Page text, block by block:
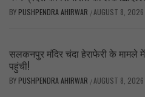
BY PUSHPENDRA AHIRWAR /AUGUST 8, 2026
सलकनपुर मंदिर चंदा हेराफेरी के मामले
पहुंची!
BY PUSHPENDRA AHIRWAR /AUGUST 8, 2026